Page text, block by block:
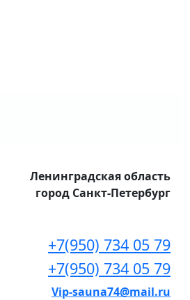
Ленинградская область
город Санкт-Петербург
+7(950) 734 05 79
+7(950) 734 05 79
Vip-sauna74@mail.ru